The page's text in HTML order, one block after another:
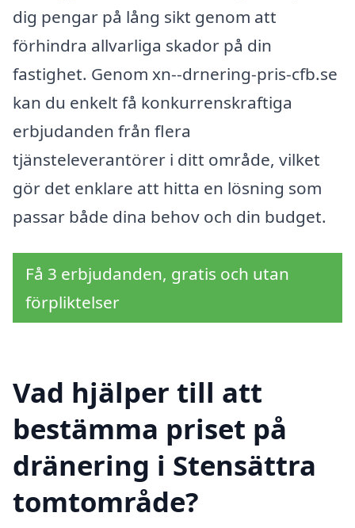
dig pengar på lång sikt genom att
förhindra allvarliga skador på din
fastighet. Genom xn--drnering-pris-cfb.se
kan du enkelt få konkurrenskraftiga
erbjudanden från flera
tjänsteleverantörer i ditt område, vilket
gör det enklare att hitta en lösning som
passar både dina behov och din budget.
Få 3 erbjudanden, gratis och utan
förpliktelser
Vad hjälper till att
bestämma priset på
dränering i Stensättra
tomtområde?